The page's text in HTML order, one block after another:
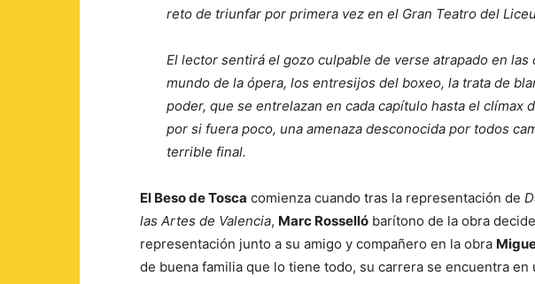
reto de triunfar por primera vez en el Gran Teatro del
El lector sentirá el gozo culpable de verse atrapado en
mundo de la ópera, los entresijos del boxeo, la trata de
poder, que se entrelazan en cada capítulo hasta el clímax
por si fuera poco, una amenaza desconocida por todos
terrible final.
El Beso de Tosca comienza cuando tras la representación de
las Artes de Valencia, Marc Rosselló barítono de la obra
representación junto a su amigo y compañero en la obra
de buena familia que lo tiene todo, su carrera se encuentra en